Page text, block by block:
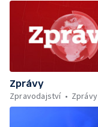
Zprávy
Zpravodajství
Zprávy